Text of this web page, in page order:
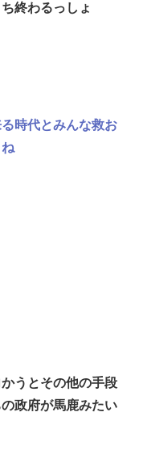
終わるっしょ
時代とみんな救お
うとその他の手段
政府が馬鹿みたい